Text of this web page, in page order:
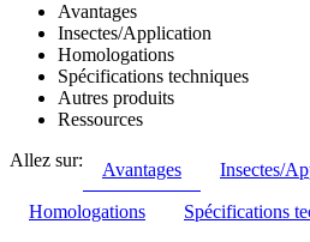
Avantages
Insectes/Application
Homologations
Spécifications techniques
Autres produits
Ressources
Allez sur:
Avantages Insectes/
Homologations Spécifications